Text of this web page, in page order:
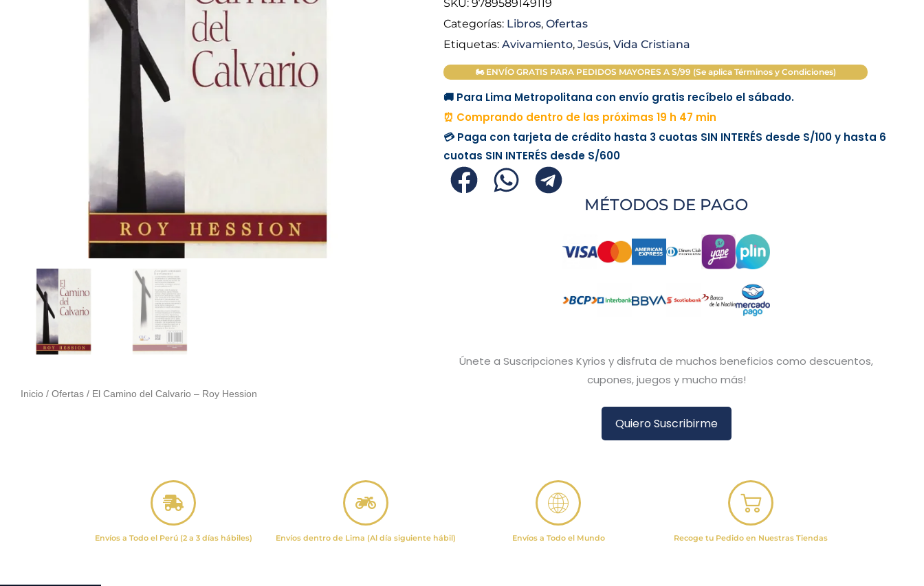
Inicio / Ofertas / El Camino del Calvario – Roy Hession
was:
S/ 22.00.S/ 18.00.
SKU: 9789589149119
Categorías: Libros, Ofertas
Etiquetas: Avivamiento, Jesús, Vida Cristiana
🏍 ENVÍO GRATIS PARA PEDIDOS MAYORES A S/99 (Se aplica Términos y Condiciones)
🚚 Para Lima Metropolitana con envío gratis recíbelo el sábado.
⏰ Comprando dentro de las próximas 19 h 47 min
💳 Paga con tarjeta de crédito hasta 3 cuotas SIN INTERÉS desde S/100y hasta 6
cuotas SIN INTERÉS desde S/600
MÉTODOS DE PAGO
Únete a Suscripciones Kyrios y disfruta de muchos beneficios como descuentos,
cupones, juegos y mucho más!
Quiero Suscribirme
Envíos a Todo el Perú (2 a 3 días hábiles) Envíos dentro de Lima (Al día siguiente hábil) Envíos a Todo el Mundo Recoge tu Pedido en Nuestras Tiendas